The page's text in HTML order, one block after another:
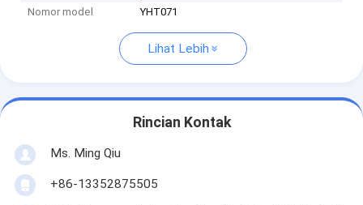
Nomor model
YHT071
Lihat Lebih
Rincian Kontak
Ms. Ming Qiu
+86-13352875505